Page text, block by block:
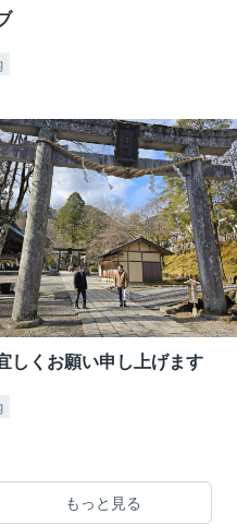
しくお願い申し上げます
もっと見る